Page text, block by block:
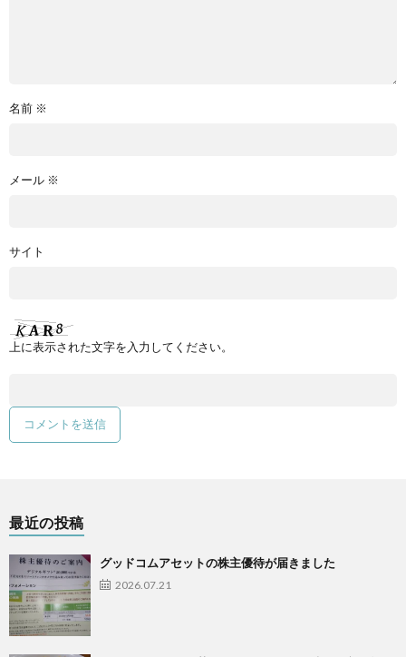
名前 ※
メール ※
サイト
上に表示された文字を入力してください。
最近の投稿
グッドコムアセットの株主優待が届きました
2026.07.21